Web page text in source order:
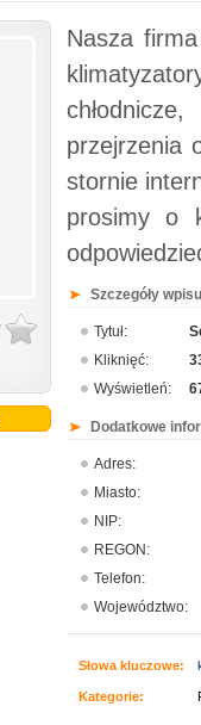
Nasza
przejrzenia
stornie
prosimy o
Szczegóły
Tytuł:
Kliknięć:
Wyświetleń:
Dodatkowe
Adres:
Miasto:
NIP:
REGON:
Telefon:
Województwo:
Słowa kluczowe:
Kategorie: